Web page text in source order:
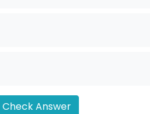
Check Answer